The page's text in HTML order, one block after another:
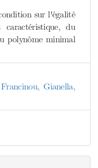
sur l'égalité
du
polynôme minimal
Gianella,